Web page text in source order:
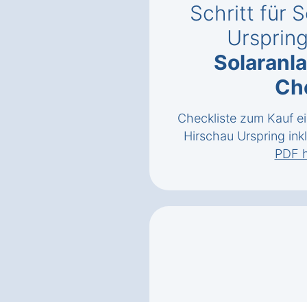
Schritt für
Checkliste zum Kauf
Hirschau Urspring
PDF